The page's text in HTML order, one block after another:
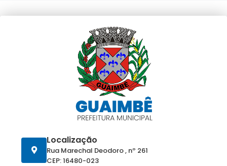
Localização
Rua Marechal Deodoro , nº 261
CEP: 16480-023